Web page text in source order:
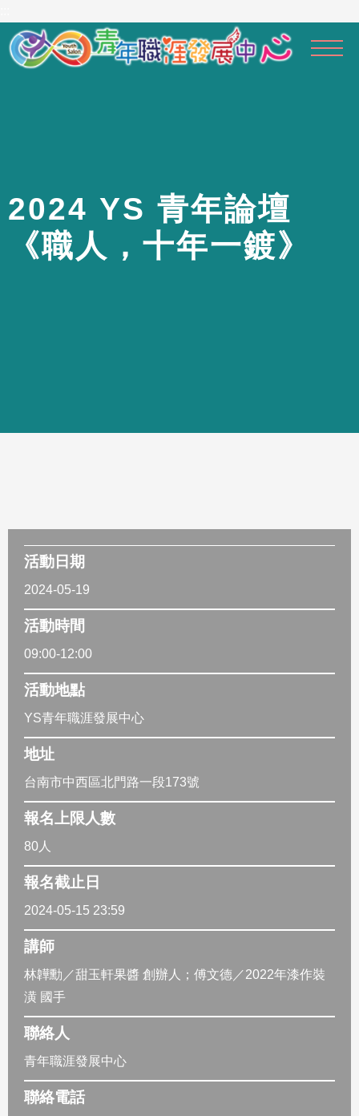
主
要
2024 YS 青年論壇
《職 人 ， 十年一鍍》
活動日期
2024-05-19
活動時間
09:00-12:00
活動地點
YS青年職涯發展中心
地址
台南市中西區北門路一段173號
報名上限人數
80人
報名截止日
2024-05-15 23:59
講師
林韡勳／甜玉軒果醬 創辦人；傅文德／2022年漆作裝
潢 國手
聯絡人
青年職涯發展中心
聯絡電話